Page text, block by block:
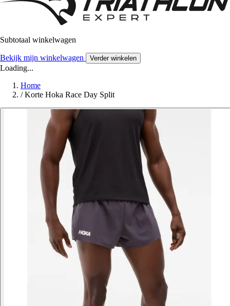
Subtotaal winkelwagen
Bekijk mijn winkelwagen Verder winkelen
Loading...
Home
/ Korte Hoka Race Day Split